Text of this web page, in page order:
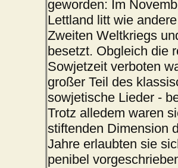
geworden: Im
Lettland litt wie
Zweiten Weltkriegs
besetzt. Obgleich die
Sowjetzeit verboten
großer Teil des
sowjetische Lieder -
Trotz alledem waren
stiftenden Dimension
Jahre erlaubten sie
penibel